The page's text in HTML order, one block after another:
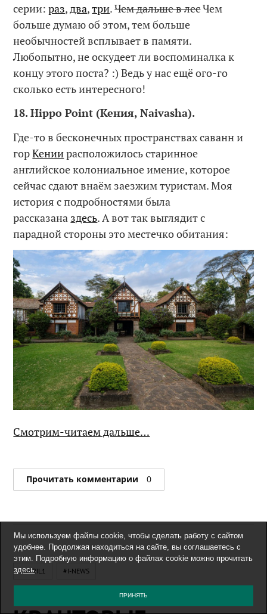
серии:раз,два,три.Чем дальше в лесЧем
больше думаю об этом, тем больше
необычностей всплывает в памяти.
Любопытно, не оскудеет ли воспоминалка к
концу этого поста? :) Ведь у нас ещё ого-го
сколько есть интересного!
18. Hippo Point (Кения, Naivasha).
Где-то в бесконечных пространствах саванн и
горКениирасположилось старинное
английское колониальное имение, которое
сейчас сдают внаём заезжим туристам. Моя
история с подробностями была
рассказана здесь. А вот так выглядит с
парадной стороны это местечко обитания:
Смотрим-читаем дальше…
Прочитать комментарии 0
#APRIL1 #I-NEWS
Мы используем файлы cookie, чтобы сделать работу с сайтом
удобнее. Продолжая находиться на сайте, вы соглашаетесь с
этим. Подробную информацию о файлах cookie можно прочитать
здесь.
ПРИНЯТЬ